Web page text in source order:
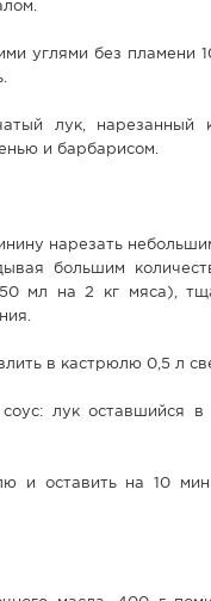
углями без пламени
лук, нарезанный
и барбарисом.
нарезать
большим
мл на 2 кг мяса),
в кастрюлю 0,5 л
лук оставшийся в
и оставить на 10